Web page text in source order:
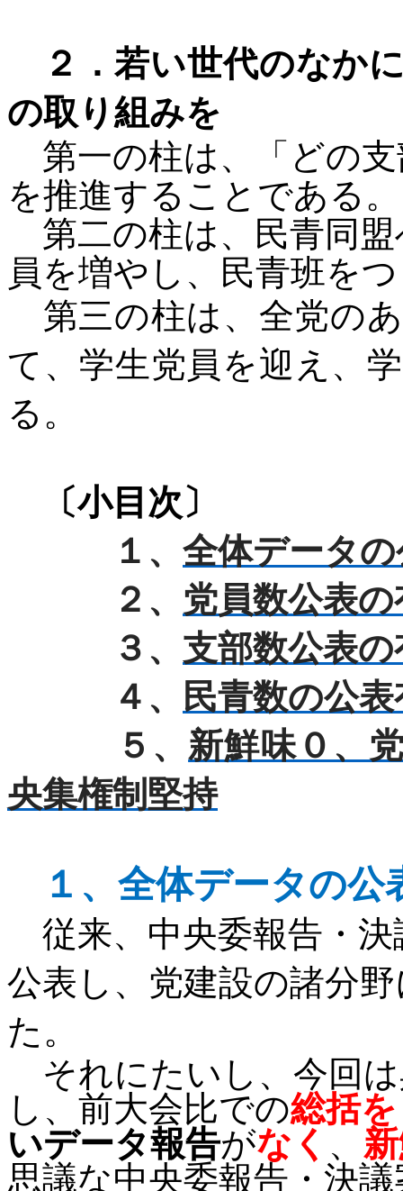
２．若い世代のなか
の取り組みを
第一の柱は、「どの
を推進することである。
第二の柱は、民青同盟
員を増やし、民青班を
第三の柱は、全党の
て、学生党員を迎え、
る。
〔小目次〕
１、 全体データ
２、 党員数公表の
３、 支部数公表の
４、 民青数の公
５、 新鮮味０、
央集権制堅持
１、 全体データの公
従来、中央委報告・
公表し、党建設の諸分
た。
それにたいし、今回
し、前大会比での総括
いデータ報告がなく 、
思議な中央委報告・決